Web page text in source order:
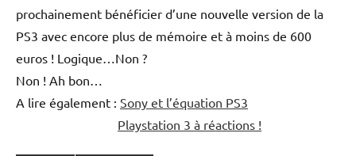
prochainement bénéficier d’une nouvelle version de la
PS3 avec encore plus de mémoire et à moins de 600
euros ! Logique…Non ?
Non ! Ah bon…
A lire également : Sony et l’équation PS3
Playstation 3 à réactions !